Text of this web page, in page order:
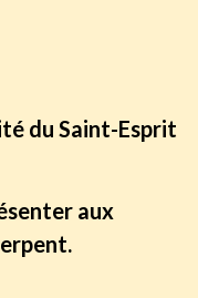
du Saint-Esprit
aux